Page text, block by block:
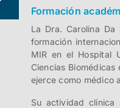
Formación
La Dra. Carolina
formación
MIR en el Hospital
Ciencias
ejerce como médico
Su actividad clínica